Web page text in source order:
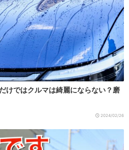
けではクルマは綺麗にならない？磨
2024/02/26